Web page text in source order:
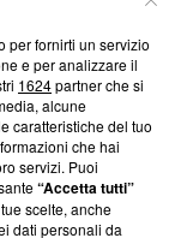
su Blasting
ci impegniamo a
aderenza a
non è
di farne
una verifica di
per fornirti un servizio
e per analizzare il
1624partner che si
alcune
caratteristiche del tuo
che hai
servizi. Puoi
“Accetta tutti”
scelte, anche
dati personali da